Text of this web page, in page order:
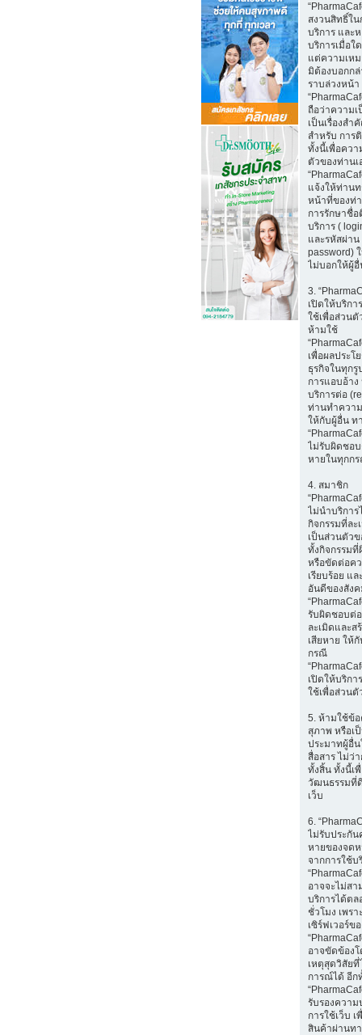
สงวนสิทธิ์ใน
บริการ และ
บริการเมื่อใ
แต่ความเห
มิต้องบอกก
ราบล่วงหน้า
ถือว่าความ
เป็นเรื่องสำ
สำหรับ การ
ทั้งนี้เพื่อควา
ตัวของท่านเ
แจ้งให้ท่าน
หน้าที่ของท่า
การรักษาชื่
บริการ (
และรหัสผ่าน
password)
ไม่บอกให้ผู้
3.
เปิดให้บริกา
ใช้เพื่อส่วนตั
ห้ามใช้
เพื่อผลประโ
ธุรกิจในทุก
การแอบอ้าง
บริการต่อ
ท่านทำควา
ให้กับผู้อื่น ท
ไม่รับผิดชอ
หายในทุกก
4. สมาชิก
ไม่นำบริการ
กิจกรรมที่ละ
เป็นส่วนตัว
ทั้งกิจกรรม
หรือขัดต่อค
เรียบร้อย แ
อันดีของสัง
รับผิดชอบต่
ละเมิดและส
เสียหาย ให้
กรณี
เปิดให้บริกา
ใช้เพื่อส่วนตั
5. ห้ามใช้ข้
สุภาพ หรือเ
ประมาทผู้อื่น
สื่อสาร ไม่ว่
ทั้งสิ้น ทั้งนี้เ
วัฒนธรรมที่
เว็บ
6.
ไม่รับประกัน
หายของจด
จากการใช้บ
อาจจะไม่สา
บริการได้ตล
ชั่วโมง เพรา
เซิร์ฟเวอร์ข
อาจขัดข้องโ
เหตุสุดวิสัย
การณ์ได้ อีก
รับรองควา
การใช้เว็บ เ
สินค้าผ่านท